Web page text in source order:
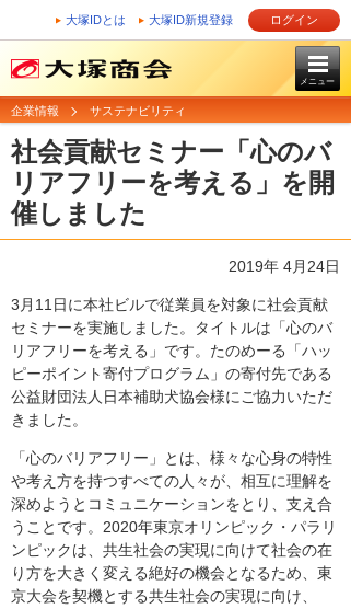
大塚IDとは 大塚ID新規登録 ログイン
メニュー
企業情報 サステナビリティ
社会貢献セミナー「心のバ
リアフリーを考える」を開
催しました
2019年 4月24日
3月11日に本社ビルで従業員を対象に社会貢献
セミナーを実施しました。タイトルは「心のバ
リアフリーを考える」です。たのめーる「ハッ
ピーポイント寄付プログラム」の寄付先である
公益財団法人日本補助犬協会様にご協力いただ
きました。
「心のバリアフリー」とは、様々な心身の特性
や考え方を持つすべての人々が、相互に理解を
深めようとコミュニケーションをとり、支え合
うことです。2020年東京オリンピック・パラリ
ンピックは、共生社会の実現に向けて社会の在
り方を大きく変える絶好の機会となるため、東
京大会を契機とする共生社会の実現に向け、